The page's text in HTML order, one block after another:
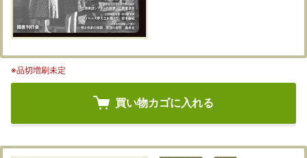
※品切増刷未定
買い物カゴに入れる